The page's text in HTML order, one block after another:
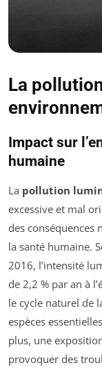
La
Impact sur
humaine
La pollution
excessive et mal
des conséquences
la santé humaine.
2016, l’intensité
de 2,2 % par an à
le cycle naturel de
espèces
plus, une
provoquer des